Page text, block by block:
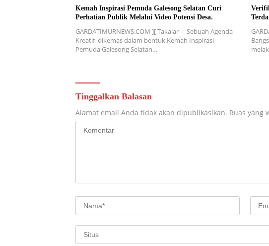
Kemah Inspirasi Pemuda Galesong Selatan Curi
Perhatian Publik Melalui Video Potensi Desa.
GARDATIMURNEWS.COM ][ Takalar – Sebuah Agenda
Kreatif dikemas dalam bentuk Kemah Inspirasi
Pemuda Galesong Selatan…
Tinggalkan Balasan
Alamat email Anda tidak akan dipublikasikan. Ruas yang